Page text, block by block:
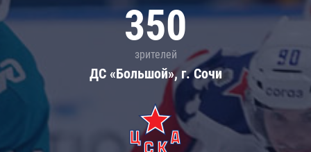
350
зрителей
ДС «Большой», г. Сочи